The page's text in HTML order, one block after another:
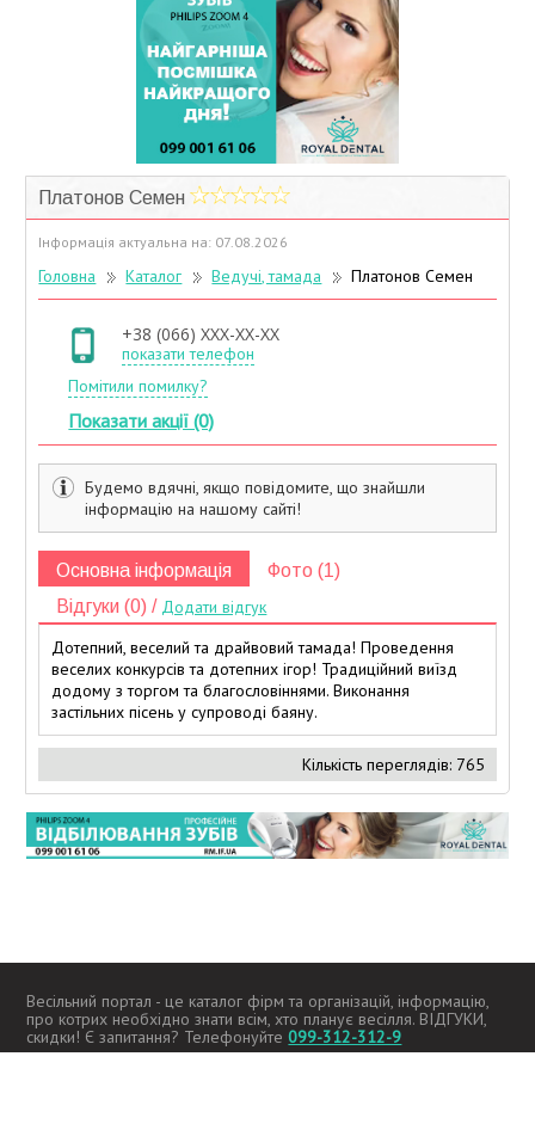
Учасники дисконтної програми
Платонов Семен
Інформація актуальна на: 07.08.2026
Головна Каталог Ведучі, тамада Платонов Семен
+38 (066) XXX-XX-XX
показати телефон
Помітили помилку?
Показати акції (0)
Будемо вдячні, якщо повідомите, що знайшли
інформацію на нашому сайті!
Основна інформація
Фото (1)
Відгуки (0) / Додати відгук
Дотепний, веселий та драйвовий тамада! Проведення
веселих конкурсів та дотепних ігор! Традиційний виїзд
додому з торгом та благословіннями. Виконання
застільних пісень у супроводі баяну.
Кількість переглядів: 765
Весільний портал - це каталог фірм та організацій, інформацію,
про котрих необхідно знати всім, хто планує весілля. ВІДГУКИ,
скидки! Є запитання? Телефонуйте099-312-312-9